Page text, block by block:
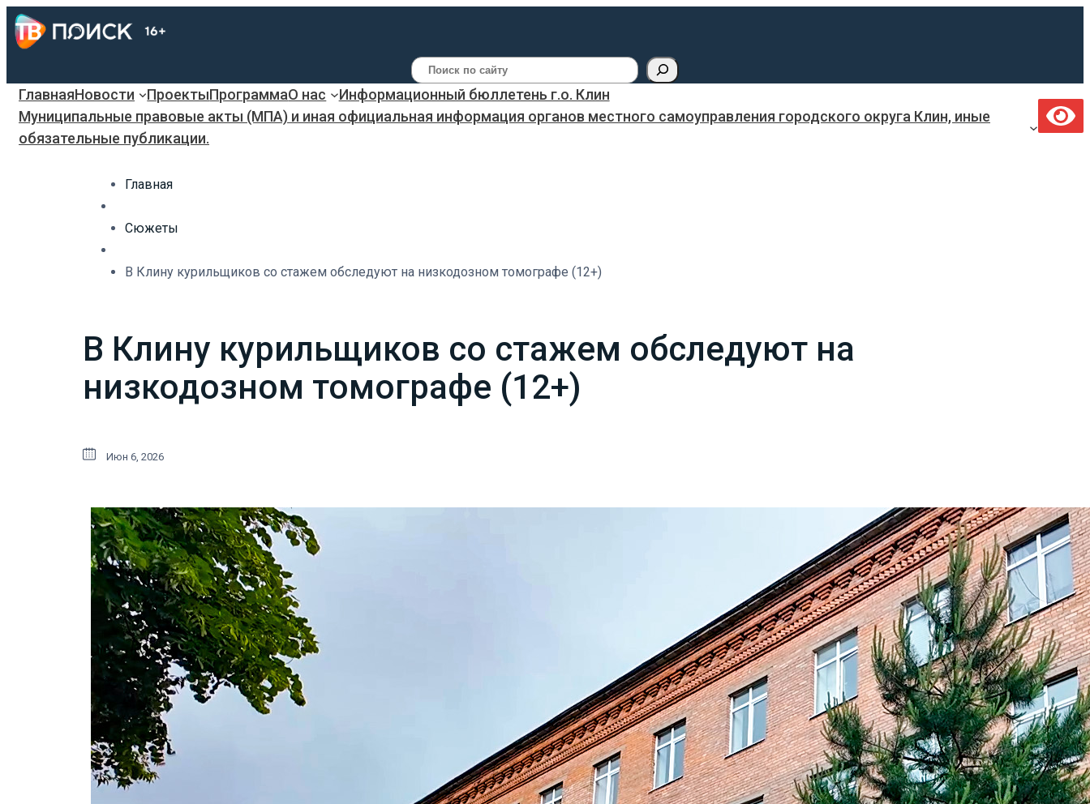
Поиск
ГлавнаяНовости ПроектыПрограммаО нас
Информационный бюллетень г.о. Клин
Муниципальные правовые акты (МПА) и иная официальная информация органов местного самоуправления городского округа Клин, иные
обязательные публикации.
Главная
Сюжеты
В Клину курильщиков со стажем обследуют на низкодозном томографе (12+)
В Клину курильщиков со стажем обследуют на
низкодозном томографе (12+)
Июн 6, 2026